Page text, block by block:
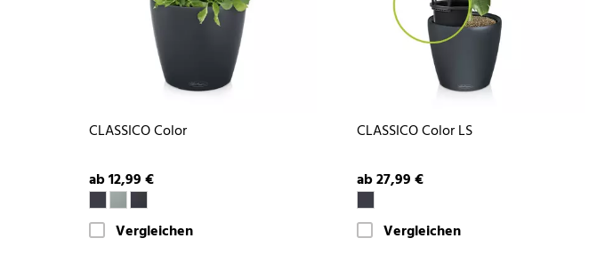
CLASSICO Color
ab 12,99 €
Vergleichen
CLASSICO Color LS
ab 27,99 €
Vergleichen